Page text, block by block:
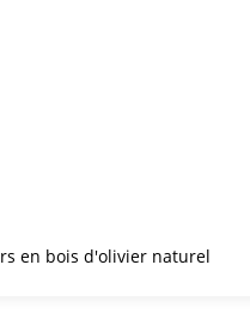
en bois d'olivier naturel